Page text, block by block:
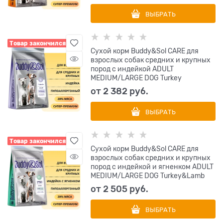
ВЫБРАТЬ
Товар закончился
Сухой корм Buddy&Sol CARE для
взрослых собак средних и крупных
пород с индейкой ADULT
MEDIUM/LARGE DOG Turkey
от2 382 руб.
ВЫБРАТЬ
Товар закончился
Сухой корм Buddy&Sol CARE для
взрослых собак средних и крупных
пород с индейкой и ягненком ADULT
MEDIUM/LARGE DOG Turkey&Lamb
от2 505 руб.
ВЫБРАТЬ